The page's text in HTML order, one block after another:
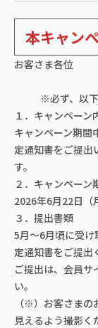
本キャン
お客さま各位
※必ず、以
１．キャンペーン
キャンペーン期間
定通知書をご提出
す。
２．キャンペーン
2026年6月22日（
３．提出書類
5月～6月頃に受
定通知書をご提出
ご提出は、会員サ
い。
（※）お客さま
見えるよう撮影く